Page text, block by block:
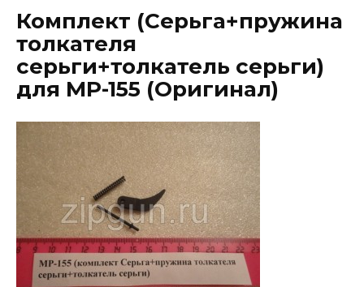
Комплект (Серьга+пружина
толкателя
серьги+толкатель серьги)
для МР-155 (Оригинал)